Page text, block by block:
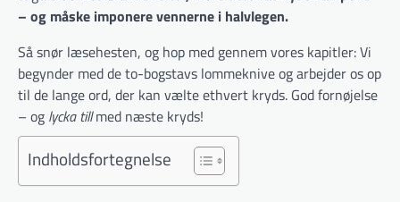
– og måske imponere vennerne i halvlegen.
Så snør læsehesten, og hop med gennem vores kapitler: Vi
begynder med de to-bogstavs lommeknive og arbejder os op
til de lange ord, der kan vælte ethvert kryds. God fornøjelse
– og lycka tillmed næste kryds!
Indholdsfortegnelse